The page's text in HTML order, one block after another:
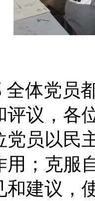
体党员
评议，各
党员以民
用；克服
和建议，